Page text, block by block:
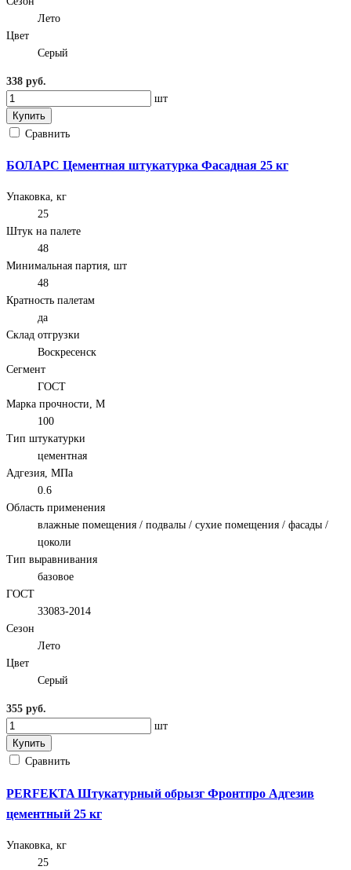
Лето
Цвет
Серый
338 руб.
шт
Купить
Сравнить
БОЛАРС Цементная штукатурка Фасадная 25 кг
Упаковка, кг
25
Штук на палете
48
Минимальная партия, шт
48
Кратность палетам
да
Склад отгрузки
Воскресенск
Сегмент
ГОСТ
Марка прочности, М
100
Тип штукатурки
цементная
Адгезия, МПа
0.6
Область применения
влажные помещения / подвалы / сухие помещения / фасады /
цоколи
Тип выравнивания
базовое
ГОСТ
33083-2014
Сезон
Лето
Цвет
Серый
355 руб.
шт
Купить
Сравнить
PERFEKTA Штукатурный обрызг Фронтпро Адгезив
цементный 25 кг
Упаковка, кг
25